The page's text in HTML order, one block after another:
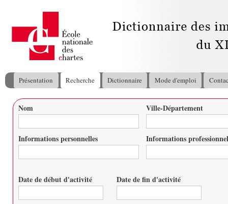
Menu principal
Présentation Recherche Dictionnaire Mode d'emploi
Vous êtes ici
Nom Ville-Département
Informations personnelles Informations
Date de début d'activité Date de fin d'activité